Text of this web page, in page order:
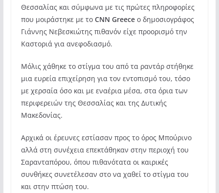
Θεσσαλίας και σύμφωνα με τις πρώτες πληροφορίες
που μοιράστηκε με το CNN Greeceο δημοσιογράφος
Γιάννης Νεβεσκιώτης πιθανόν είχε προορισμό την
Καστοριά για ανεφοδιασμό.
Μόλις χάθηκε το στίγμα του από τα ραντάρ στήθηκε
μια ευρεία επιχείρηση για τον εντοπισμό του, τόσο
με χερσαία όσο και με εναέρια μέσα, στα όρια των
περιφερειών της Θεσσαλίας και της Δυτικής
Μακεδονίας.
Αρχικά οι έρευνες εστίασαν προς το όρος Μπούρινο
αλλά στη συνέχεια επεκτάθηκαν στην περιοχή του
Σαρανταπόρου, όπου πιθανότατα οι καιρικές
συνθήκες συνετέλεσαν στο να χαθεί το στίγμα του
και στην πτώση του.